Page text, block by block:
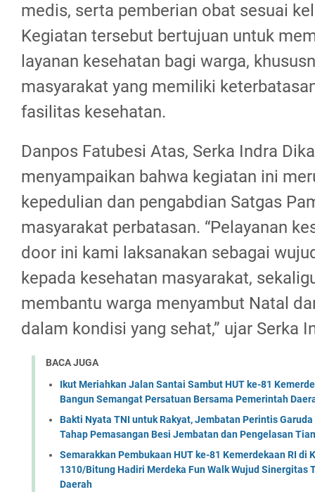
medis, serta pemberian obat sesuai
Kegiatan tersebut bertujuan untuk
layanan kesehatan bagi warga,
masyarakat yang memiliki
fasilitas kesehatan.
Danpos Fatubesi Atas, Serka Indra
menyampaikan bahwa kegiatan ini
kepedulian dan pengabdian Satgas
masyarakat perbatasan. “Pelayanan
door ini kami laksanakan sebagai
kepada kesehatan masyarakat,
membantu warga menyambut Natal
dalam kondisi yang sehat,” ujar Serka
BACA JUGA
Ikut Meriahkan Jalan Santai Sambut HUT ke-81
Bangun Semangat Persatuan Bersama Pemerintah
Bakti Nyata TNI untuk Rakyat, Jembatan Perintis
Tahap Pemasangan Besi Jembatan dan Pengelasan
Semarakkan Pembukaan HUT ke-81 Kemerdekaan RI di
1310/Bitung Hadiri Merdeka Fun Walk Wujud Sinergitas
Daerah